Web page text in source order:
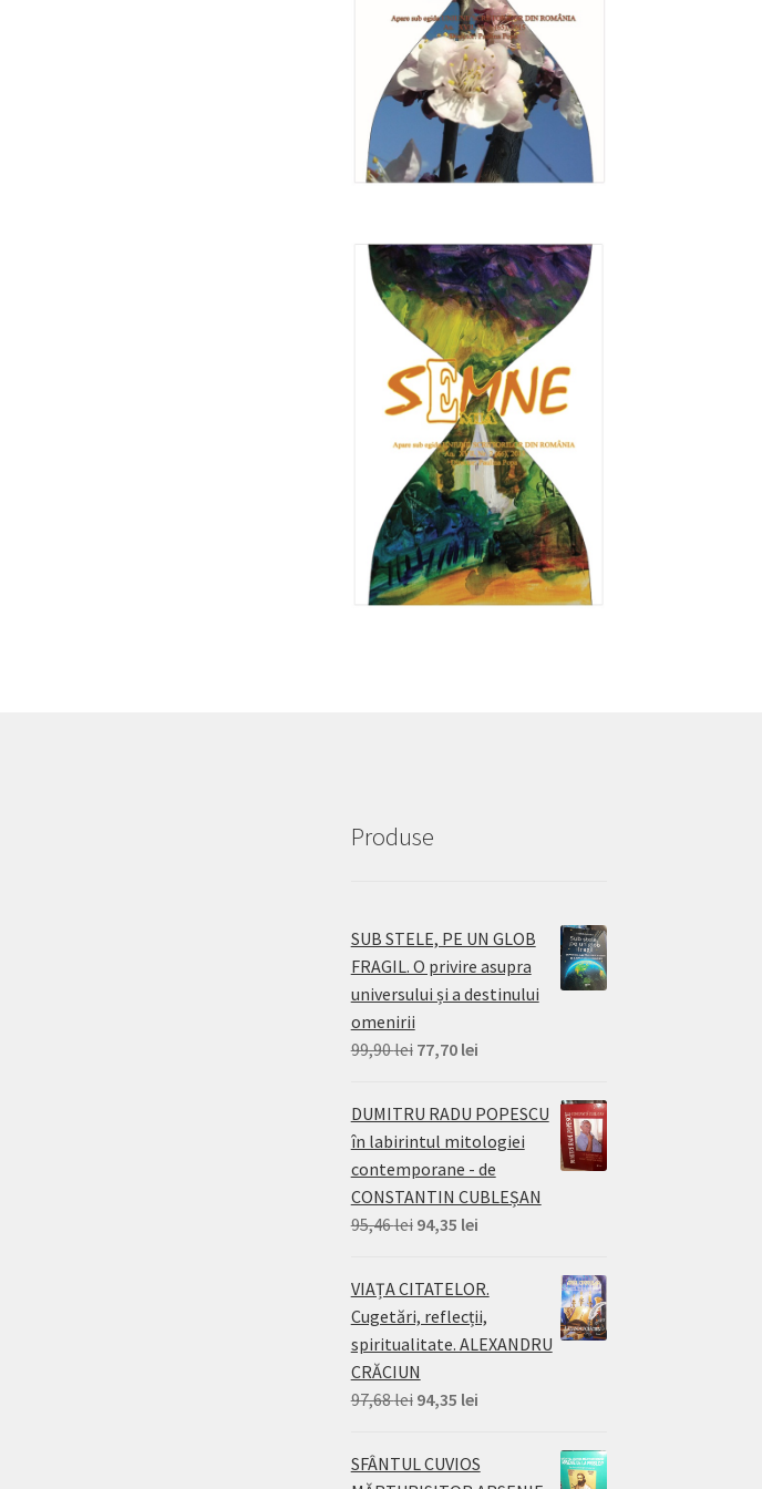
Produse
SUB STELE, PE UN GLOB
FRAGIL. O privire asupra
universului și a destinului
omenirii
99,90lei Prețul
a
fost:
77,70 leiPrețul
este:
77,70 lei.
DUMITRU RADU POPESCU
în labirintul mitologiei
contemporane - de
CONSTANTIN CUBLEȘAN
95,46lei Prețul
a
fost:
95,46 lei.
94,35 leiPrețul
este:
94,35 lei.
VIAȚA CITATELOR.
Cugetări, reflecții,
spiritualitate. ALEXANDRU
CRĂCIUN
97,68lei Prețul
a
fost:
94,35 leiPrețul
este:
94,35 lei.
SFÂNTUL CUVIOS